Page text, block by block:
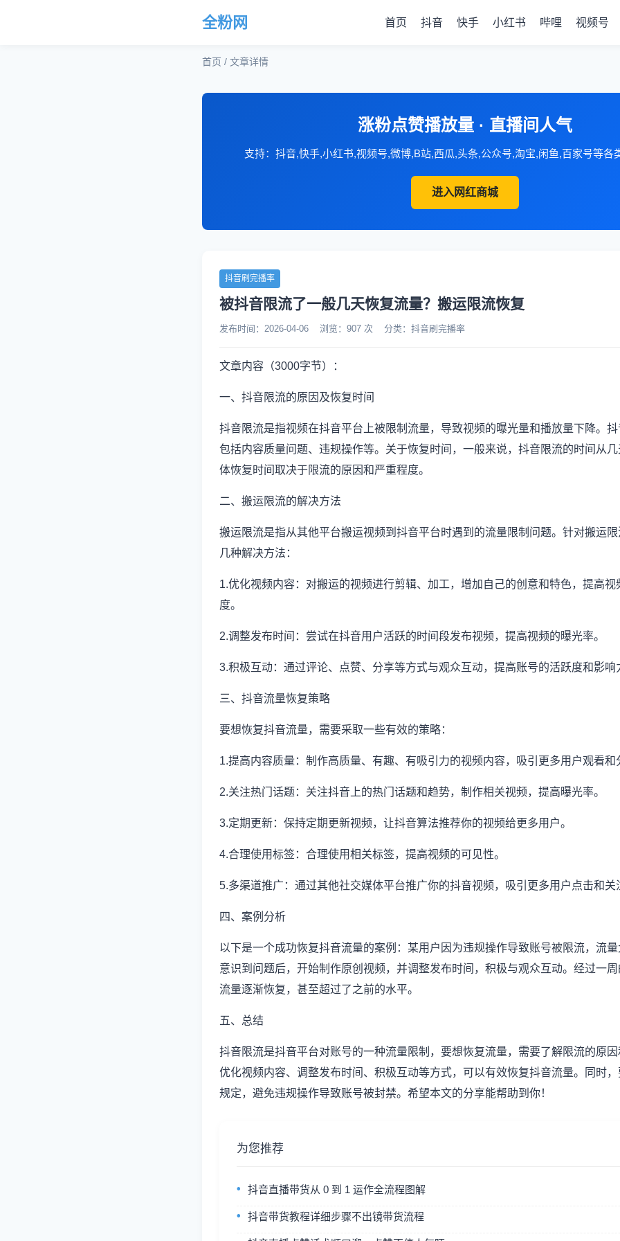
全粉网 首页 抖音 快手 小红书 哔哩 视频号
首页 / 文章详情
涨粉点赞播放量 · 直播间人气
支持：抖音,快手,小红书,视频号,微博,B站,西瓜,头条,公众号,淘宝,闲鱼,百家号等各
进入网红商城
抖音刷完播率
被抖音限流了一般几天恢复流量？搬运限流恢复
发布时间：2026-04-06 浏览：907 次 分类：抖音刷完播率
文章内容（3000字节）：
一、抖音限流的原因及恢复时间
抖音限流是指视频在抖音平台上被限制流量，导致视频的曝光量和播放量下降。
包括内容质量问题、违规操作等。关于恢复时间，一般来说，抖音限流的时间从
体恢复时间取决于限流的原因和严重程度。
二、搬运限流的解决方法
搬运限流是指从其他平台搬运视频到抖音平台时遇到的流量限制问题。针对搬运
几种解决方法：
1.优化视频内容：对搬运的视频进行剪辑、加工，增加自己的创意和特色，提高视
度。
2.调整发布时间：尝试在抖音用户活跃的时间段发布视频，提高视频的曝光率。
3.积极互动：通过评论、点赞、分享等方式与观众互动，提高账号的活跃度和影响
三、抖音流量恢复策略
要想恢复抖音流量，需要采取一些有效的策略：
1.提高内容质量：制作高质量、有趣、有吸引力的视频内容，吸引更多用户观看和
2.关注热门话题：关注抖音上的热门话题和趋势，制作相关视频，提高曝光率。
3.定期更新：保持定期更新视频，让抖音算法推荐你的视频给更多用户。
4.合理使用标签：合理使用相关标签，提高视频的可见性。
5.多渠道推广：通过其他社交媒体平台推广你的抖音视频，吸引更多用户点击和关
四、案例分析
以下是一个成功恢复抖音流量的案例：某用户因为违规操作导致账号被限流，流
意识到问题后，开始制作原创视频，并调整发布时间，积极与观众互动。经过一
流量逐渐恢复，甚至超过了之前的水平。
五、总结
抖音限流是抖音平台对账号的一种流量限制，要想恢复流量，需要了解限流的原
优化视频内容、调整发布时间、积极互动等方式，可以有效恢复抖音流量。同时
规定，避免违规操作导致账号被封禁。希望本文的分享能帮助到你！
为您推荐
抖音直播带货从 0 到 1 运作全流程图解
抖音带货教程详细步骤不出镜带货流程